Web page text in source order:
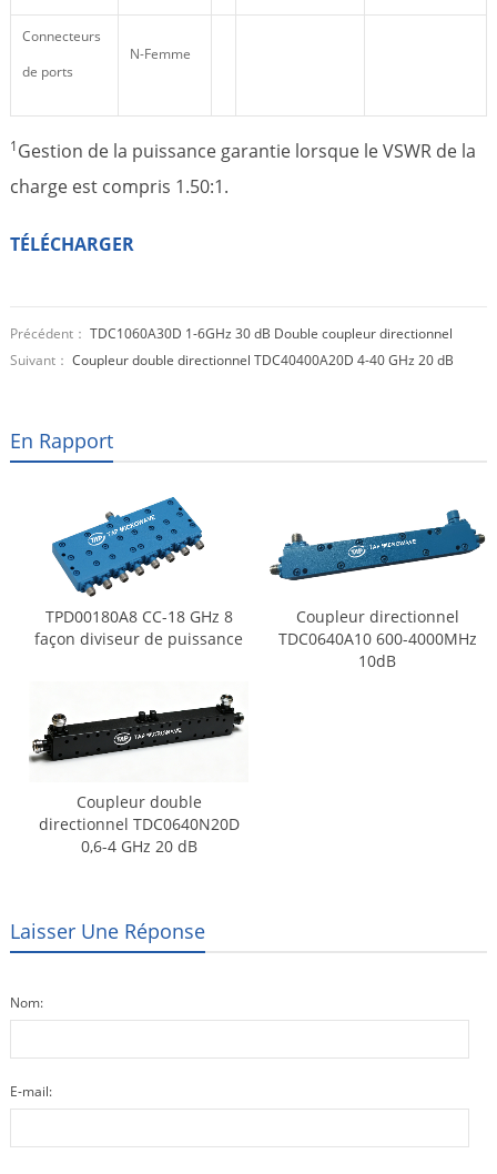
Connecteurs
de ports
N-Femme
1Gestion de la puissance garantie lorsque le VSWR de la
charge est compris 1.50:1.
TÉLÉCHARGER
Précédent： TDC1060A30D 1-6GHz 30 dB Double coupleur directionnel
Suivant： Coupleur double directionnel TDC40400A20D 4-40 GHz 20 dB
En Rapport
TPD00180A8 CC-18 GHz 8
façon diviseur de puissance
Coupleur directionnel
TDC0640A10 600-4000MHz
10dB
Coupleur double
directionnel TDC0640N20D
0,6-4 GHz 20 dB
Laisser Une Réponse
Nom:
E-mail: